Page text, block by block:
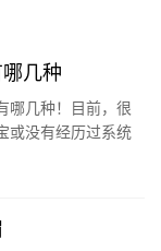
几种
哪几种！目前，很
或没有经历过系统